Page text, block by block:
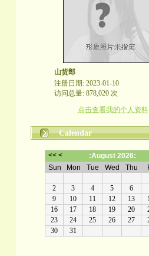
山货郎
注册日期: 2023-01-10
访问总量: 878,020 次
点击查看我的个人资料
Calendar